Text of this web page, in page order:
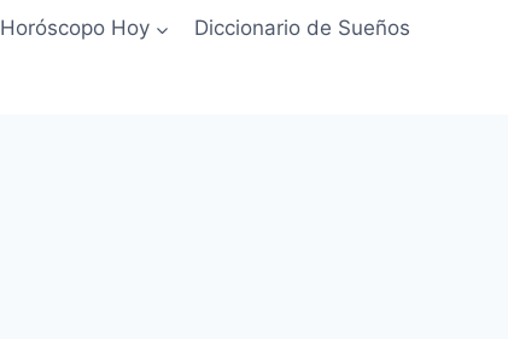
Horóscopo Hoy Diccionario de Sueños